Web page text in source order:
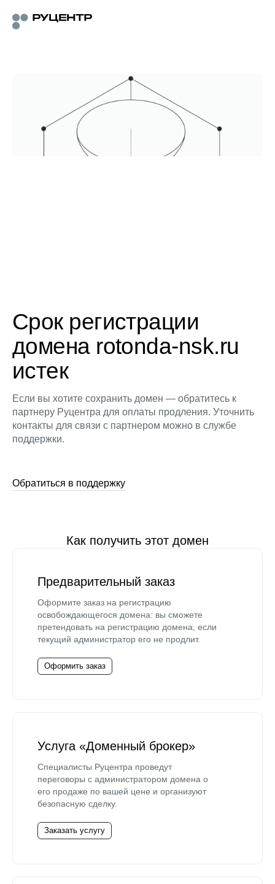
Срок регистрации
домена rotonda-nsk.ru
истек
Если вы хотите сохранить домен — обратитесь к
партнеру Руцентра для оплаты продления. Уточнить
контакты для связи с партнером можно в службе
поддержки.
Обратиться в поддержку
Как получить этот домен
Предварительный заказ
Оформите заказ на регистрацию
освобождающегося домена: вы сможете
претендовать на регистрацию домена, если
текущий администратор его не продлит.
Оформить заказ
Услуга «Доменный брокер»
Специалисты Руцентра проведут
переговоры с администратором домена о
его продаже по вашей цене и организуют
безопасную сделку.
Заказать услугу